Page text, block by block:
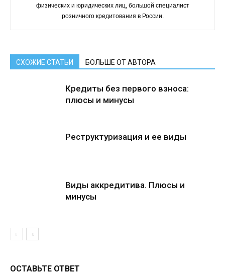
физических и юридических лиц, большой специалист
розничного кредитования в России.
СХОЖИЕ СТАТЬИ БОЛЬШЕ ОТ АВТОРА
Кредиты без первого взноса:
плюсы и минусы
Реструктуризация и ее виды
Виды аккредитива. Плюсы и
минусы
ОСТАВЬТЕ ОТВЕТ